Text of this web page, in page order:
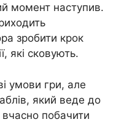
момент наступив.
зробити крок
які сковують.
умови гри, але
який веде до
вчасно побачити